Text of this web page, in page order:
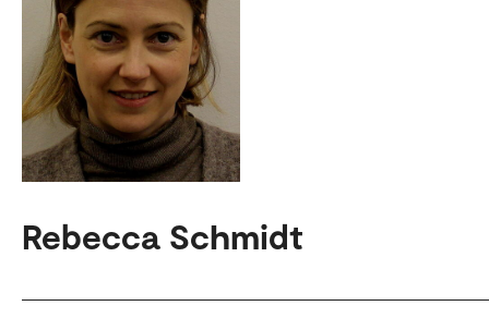
Rebecca Schmidt